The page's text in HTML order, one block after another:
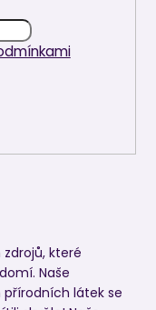
které
Naše
látek se